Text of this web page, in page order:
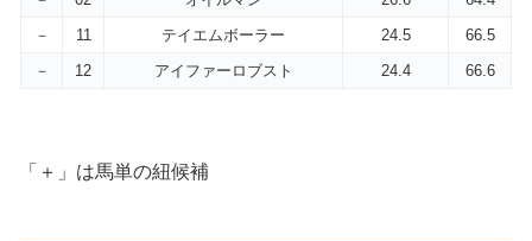
－
11 テイエムボーラー 24.5
66.5
－
12 アイファーロブスト 24.4 66.6
「＋」は馬単の紐候補